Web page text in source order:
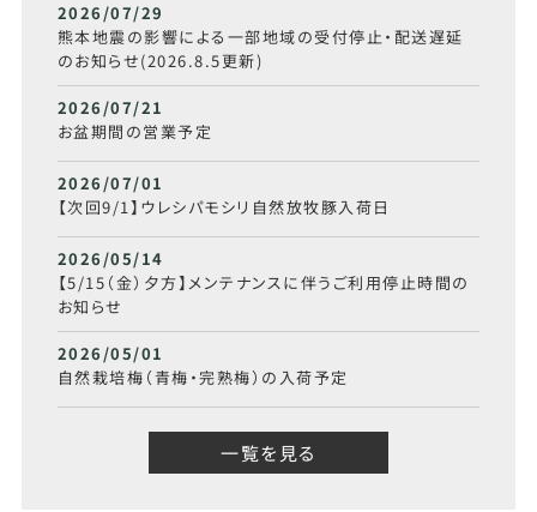
2026/07/29
熊本地震の影響による一部地域の受付停止・配送遅延
のお知らせ(2026.8.5更新)
2026/07/21
お盆期間の営業予定
2026/07/01
【次回9/1】ウレシパモシリ自然放牧豚入荷日
2026/05/14
【5/15（金）夕方】メンテナンスに伴うご利用停止時間の
お知らせ
2026/05/01
自然栽培梅（青梅・完熟梅）の入荷予定
一覧を見る